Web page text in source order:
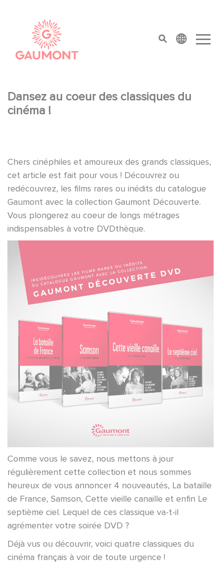
top menu
Dansez au coeur des classiques du
cinéma !
Chers cinéphiles et amoureux des grands classiques,
cet article est fait pour vous ! Découvrez ou
redécouvrez, les films rares ou inédits du catalogue
Gaumont avec la collection Gaumont Découverte.
Vous plongerez au coeur de longs métrages
indispensables à votre DVDthèque.
Comme vous le savez, nous mettons à jour
régulièrement cette collection et nous sommes
heureux de vous annoncer 4 nouveautés, La bataille
de France, Samson, Cette vieille canaille et enfin Le
septième ciel. Lequel de ces classique va-t-il
agrémenter votre soirée DVD ?
Déjà vus ou découvrir, voici quatre classiques du
cinéma français à voir de toute urgence !